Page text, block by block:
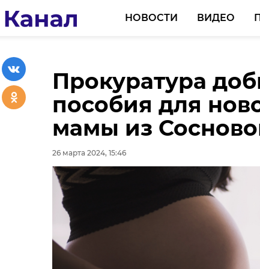
НОВОСТИ ВИДЕО
Прокуратура
пособия для
мамы из
26 марта 2024, 15:46
Сергей
новом сезоне
проекта
26 марта 2024, 15:24
Прокуратура
перевозчика в
районе
26 марта 2024, 14:54